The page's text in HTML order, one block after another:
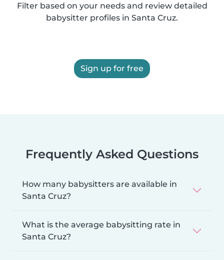
Filter based on your needs and review detailed
babysitter profiles in Santa Cruz.
Sign up for free
Frequently Asked Questions
How many babysitters are available in
Santa Cruz?
What is the average babysitting rate in
Santa Cruz?